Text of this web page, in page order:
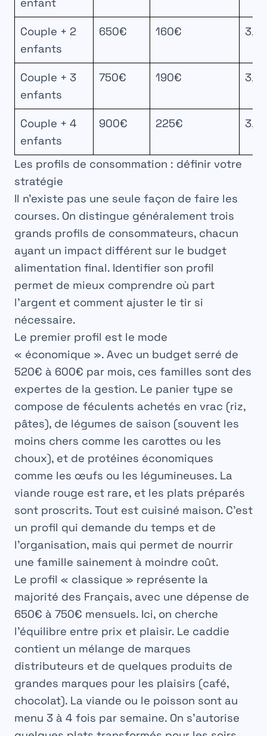
Couple + 2
enfants
650€ 160€
Couple + 3
enfants
750€ 190€
Couple + 4
enfants
900€ 225€
Les profils de consommation : définir votre
stratégie
Il n’existe pas une seule façon de faire les
courses. On distingue généralement trois
grands profils de consommateurs, chacun
ayant un impact différent sur le budget
alimentation final. Identifier son profil
permet de mieux comprendre où part
l’argent et comment ajuster le tir si
nécessaire.
Le premier profil est le mode
« économique ». Avec un budget serré de
520€ à 600€ par mois, ces familles sont des
expertes de la gestion. Le panier type se
compose de féculents achetés en vrac (riz,
pâtes), de légumes de saison (souvent les
moins chers comme les carottes ou les
choux), et de protéines économiques
comme les œufs ou les légumineuses. La
viande rouge est rare, et les plats préparés
sont proscrits. Tout est cuisiné maison. C’est
un profil qui demande du temps et de
l’organisation, mais qui permet de nourrir
une famille sainement à moindre coût.
Le profil « classique » représente la
majorité des Français, avec une dépense de
650€ à 750€ mensuels. Ici, on cherche
l’équilibre entre prix et plaisir. Le caddie
contient un mélange de marques
distributeurs et de quelques produits de
grandes marques pour les plaisirs (café,
chocolat). La viande ou le poisson sont au
menu 3 à 4 fois par semaine. On s’autorise